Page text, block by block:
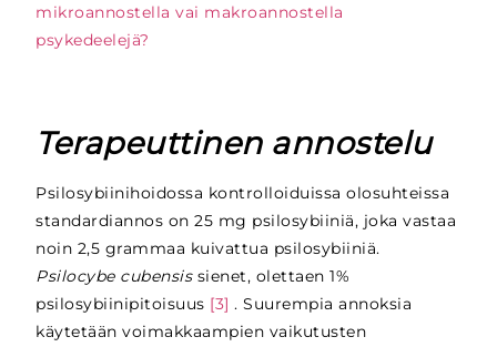
mikroannostella vai makroannostella
psykedeelejä?
Terapeuttinen annostelu
Psilosybiinihoidossa kontrolloiduissa olosuhteissa
standardiannos on 25 mg psilosybiiniä, joka vastaa
noin 2,5 grammaa kuivattua psilosybiiniä.
Psilocybe cubensissienet, olettaen 1%
psilosybiinipitoisuus [3] . Suurempia annoksia
käytetään voimakkaampien vaikutusten